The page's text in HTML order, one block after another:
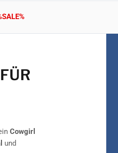
Cowgirl
und